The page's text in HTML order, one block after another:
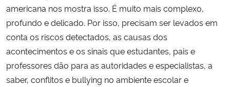
Planalto
americana nos mostra isso. É muito mais complexo,
profundo e delicado. Por isso, precisam ser levados em
conta os riscos detectados, as causas dos
acontecimentos e os sinais que estudantes, pais e
professores dão para as autoridades e especialistas, a
saber, conflitos e bullying no ambiente escolar e